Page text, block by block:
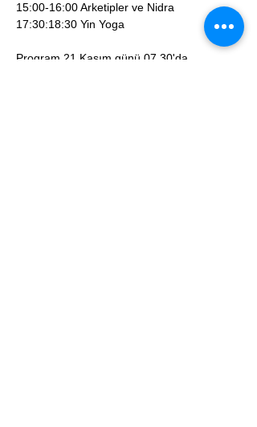
15:00-16:00 Arketipler ve Nidra
17:30:18:30 Yin Yoga
Program 21 Kasım günü 07.30'da